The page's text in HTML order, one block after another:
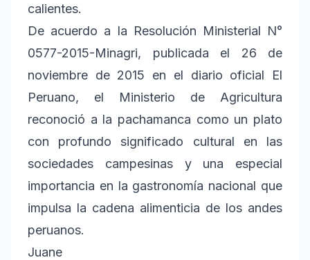
calientes.
De acuerdo a la Resolución Ministerial N°
0577-2015-Minagri, publicada el 26 de
noviembre de 2015 en el diario oficial El
Peruano, el Ministerio de Agricultura
reconoció a la pachamanca como un plato
con profundo significado cultural en las
sociedades campesinas y una especial
importancia en la gastronomía nacional que
impulsa la cadena alimenticia de los andes
peruanos.
Juane